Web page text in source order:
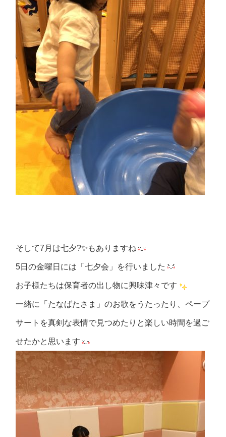
そして7月は七夕?✨もありますね
5日の金曜日には「七夕会」を行いました
お子様たちは保育者の出し物に興味津々です
一緒に「たなばたさま」のお歌をうたったり、ペープ
サートを真剣な表情で見つめたりと楽しい時間を過ご
せたかと思います